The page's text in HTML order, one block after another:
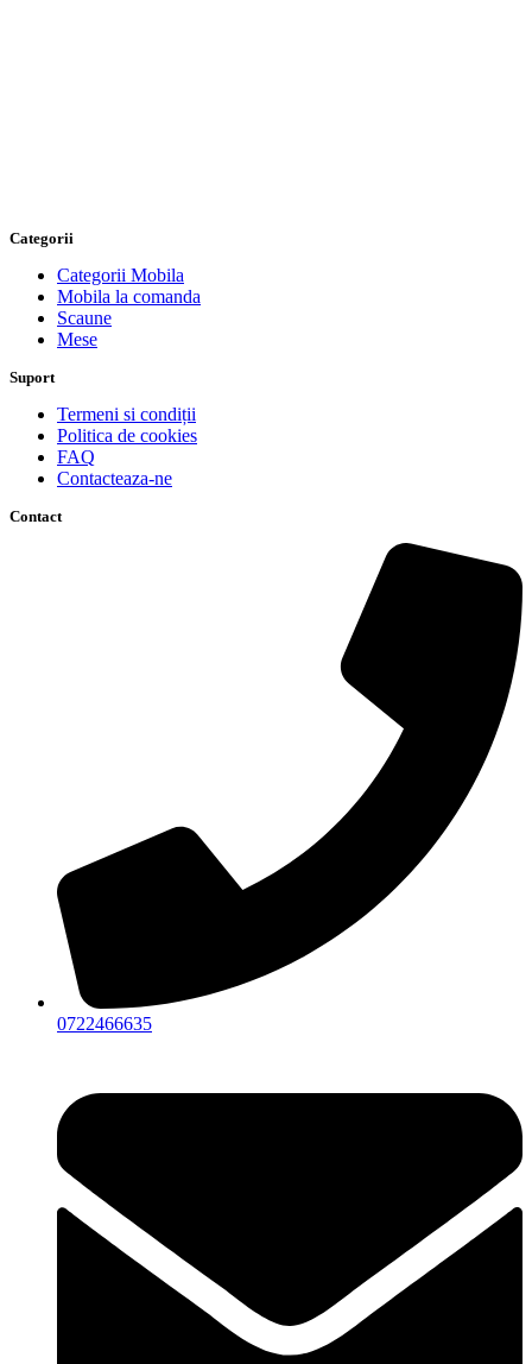
Categorii
Categorii Mobila
Mobila la comanda
Scaune
Mese
Suport
Termeni si condiții
Politica de cookies
FAQ
Contacteaza-ne
Contact
0722466635